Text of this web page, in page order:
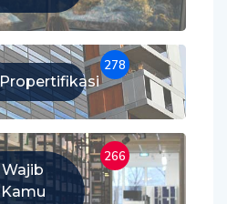
Propertifikasi
278
Wajib
Kamu
266